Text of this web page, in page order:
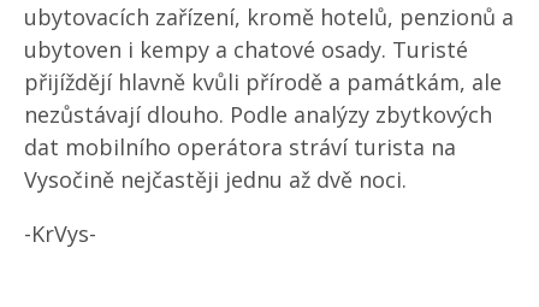
ubytovacích zařízení, kromě hotelů, penzionů a
ubytoven i kempy a chatové osady. Turisté
přijíždějí hlavně kvůli přírodě a památkám, ale
nezůstávají dlouho. Podle analýzy zbytkových
dat mobilního operátora stráví turista na
Vysočině nejčastěji jednu až dvě noci.
-KrVys-